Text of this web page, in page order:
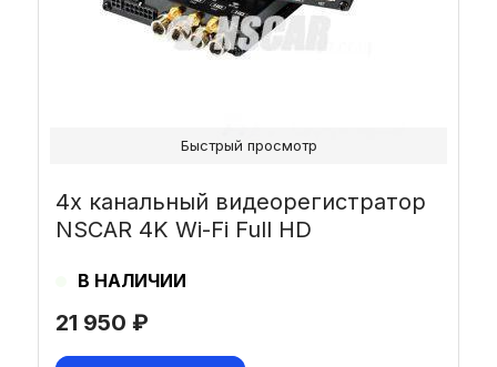
21 950 ₽
4х канальный видеорегистратор
NSCAR 4K Wi-Fi Full HD
В НАЛИЧИИ
Быстрый просмотр